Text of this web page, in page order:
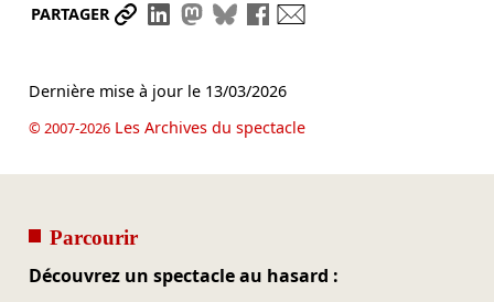
PARTAGER Partager le lien
Partager sur LinkedIn
Partager sur Mastodon
Partager sur Bluesky
Partager sur Facebook
Dernière mise à jour le 13/03/2026
© 2007-2026Les Archives du spectacle
Parcourir
Découvrez un spectacle au hasard :